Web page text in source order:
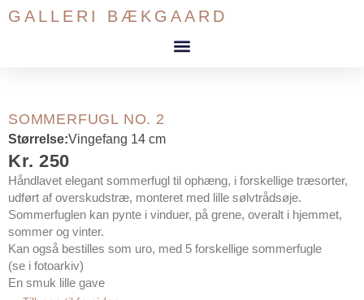
GåGALLERI BÆKGAARD
SOMMERFUGL NO. 2
Størrelse:Vingefang 14 cm
Kr. 250
Håndlavet elegant sommerfugl til ophæng, i forskellige træsorter,
udført af overskudstræ, monteret med lille sølvtrådsøje.
Sommerfuglen kan pynte i vinduer, på grene, overalt i hjemmet,
sommer og vinter.
Kan også bestilles som uro, med 5 forskellige sommerfugle
(se i fotoarkiv)
En smuk lille gave